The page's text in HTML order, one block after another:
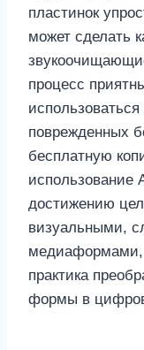
пластинок
может сделать
процесс
поврежденных
бесплатную
использование
достижению
визуальными,
медиаформами,
практика
формы в